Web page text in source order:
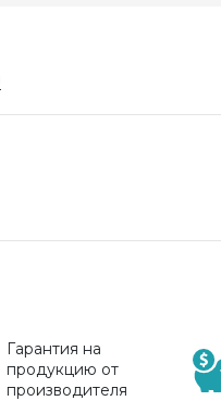
Гарантия на
продукцию от
производителя